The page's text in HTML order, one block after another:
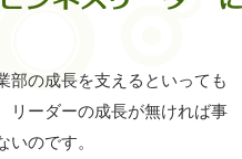
部の成長を支えるといっても
リーダーの成長が無ければ事
のです。